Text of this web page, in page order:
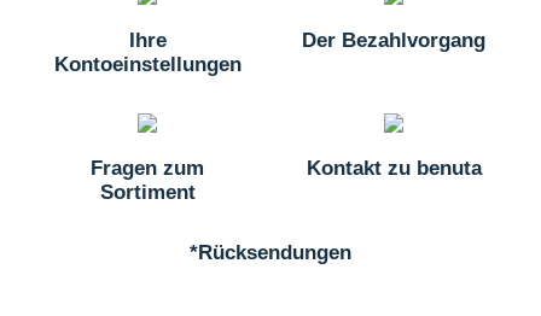
Ihre
Kontoeinstellungen
Der Bezahlvorgang
Fragen zum
Sortiment
Kontakt zu benuta
*Rücksendungen